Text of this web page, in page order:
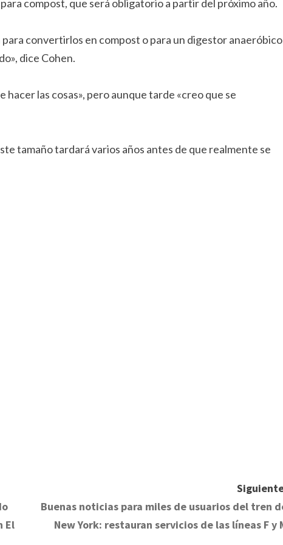
compost, que será obligatorio a partir del próximo año.
convertirlos en compost o para un digestor
dice Cohen.
las cosas», pero aunque tarde «creo que se
tamaño tardará varios años antes de que realmente se
El
Buenas noticias para miles de usuarios del tren
New York: restauran servicios de las líneas F y